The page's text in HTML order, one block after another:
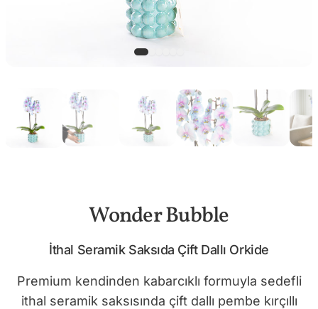
Wonder Bubble
İthal Seramik Saksıda Çift Dallı Orkide
Premium kendinden kabarcıklı formuyla sedefli
ithal seramik saksısında çift dallı pembe kırçıllı